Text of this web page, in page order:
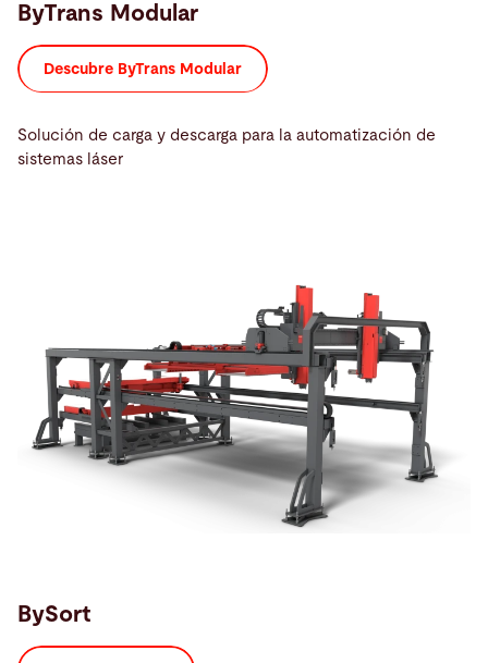
ByTrans Modular
Descubre ByTrans Modular
Solución de carga y descarga para la automatización de
sistemas láser
BySort